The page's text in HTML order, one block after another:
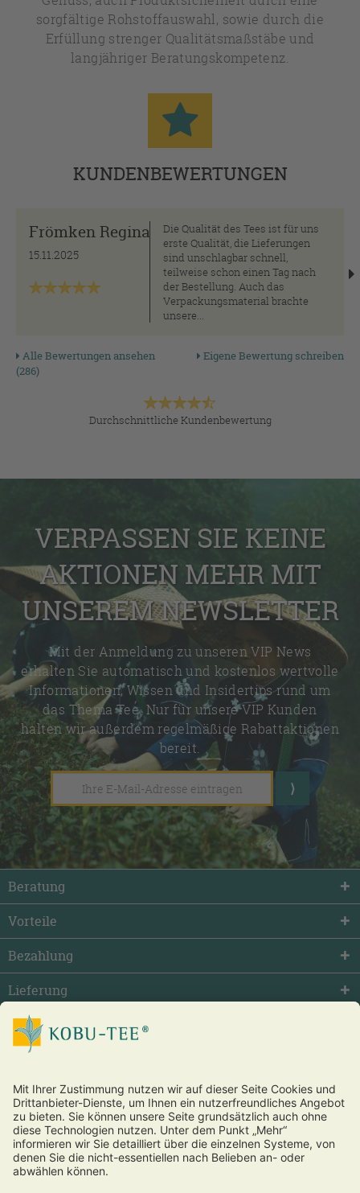
sorgfältige Rohstoffauswahl, sowie durch die
Erfüllung strenger Qualitätsmaßstäbe und
langjähriger Beratungskompetenz.
KUNDENBEWERTUNGEN
Frömken Regina
15.11.2025
Die Qualität des Tees ist für uns
erste Qualität, die Lieferungen
sind unschlagbar schnell,
teilweise schon einen Tag nach
der Bestellung. Auch das
Verpackungsmaterial brachte
unsere...
Alle Bewertungen ansehen
(286)
Eigene Bewertung schreiben
Durchschnittliche Kundenbewertung
VERPASSEN SIE KEINE
AKTIONEN MEHR MIT
UNSEREM NEWSLETTER
Mit der Anmeldung zu unseren VIP News
erhalten Sie automatisch und kostenlos wertvolle
Informationen, Wissen und Insidertips rund um
das Thema Tee. Nur für unsere VIP Kunden
halten wir außerdem regelmäßige Rabattaktionen
bereit.
Beratung
Vorteile
Bezahlung
Lieferung
facebook twitter youtube
Vertrag widerrufen